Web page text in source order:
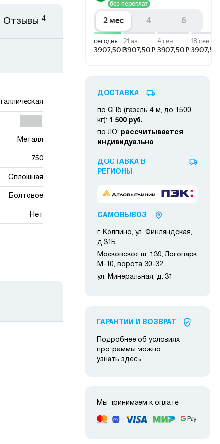
Металл
750
Сплошная
Болтовое
Нет
Отзывы 4
ДОСТАВКА
по СПб (газель 4 м, до 1500
кг): 1 500 руб.
по ЛО: рассчитывается
индивидуально
ДОСТАВКА В
РЕГИОНЫ
САМОВЫВОЗ
г. Колпино, ул. Финляндская,
д.31Б
Московское ш. 139, Логопарк
М-10, ворота 30-32
ул. Минеральная, д. 31
ГАРАНТИИ И ВОЗВРАТ
Подробнее об условиях
программы можно
узнать здесь.
Мы принимаем к оплате